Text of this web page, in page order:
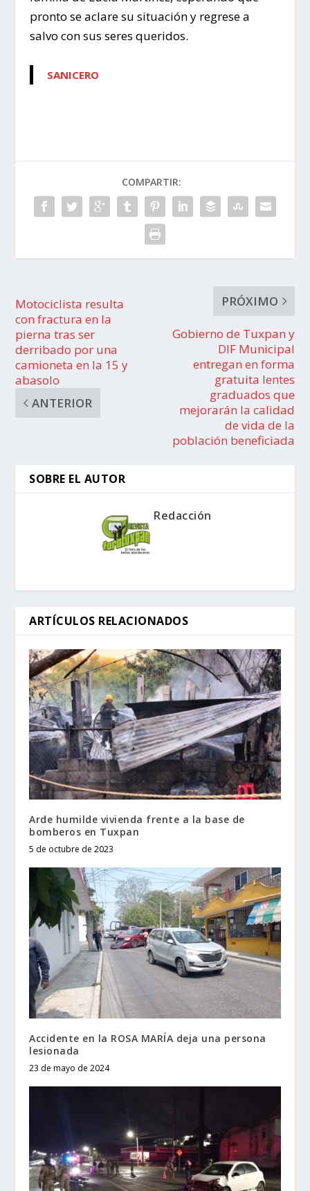
pronto se aclare su situación y regrese a
salvo con sus seres queridos.
SANICERO
COMPARTIR:
Motociclista resulta
con fractura en la
pierna tras ser
derribado por una
camioneta en la 15 y
abasolo
ANTERIOR
PRÓXIMO
Gobierno de Tuxpan y
DIF Municipal
entregan en forma
gratuita lentes
graduados que
mejorarán la calidad
de vida de la
población beneficiada
SOBRE EL AUTOR
Redacción
ARTÍCULOS RELACIONADOS
Arde humilde vivienda frente a la base de
bomberos en Tuxpan
5 de octubre de 2023
Accidente en la ROSA MARÍA deja una persona
lesionada
23 de mayo de 2024